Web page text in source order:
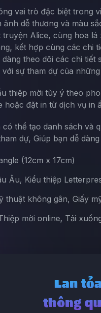
vai trò đặc biệt trong
dễ thương và màu
Alice, cùng hoa
kết hợp cùng các chi
theo dõi các chi
sự tham dự của
thiệp mời tùy ý theo
hoặc đặt in từ dịch vụ
thể tạo danh sách
dự, Giúp bạn dễ
(12cm x 17cm)
Âu, Kiểu thiệp
thuật không gân, Giấy
mời online, Tải
Lan
thông